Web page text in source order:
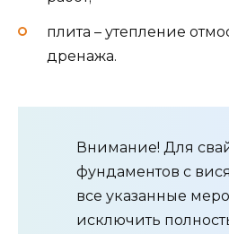
плита – утепление
дренажа.
Внимание! Для
фундаментов с
все указанные
исключить